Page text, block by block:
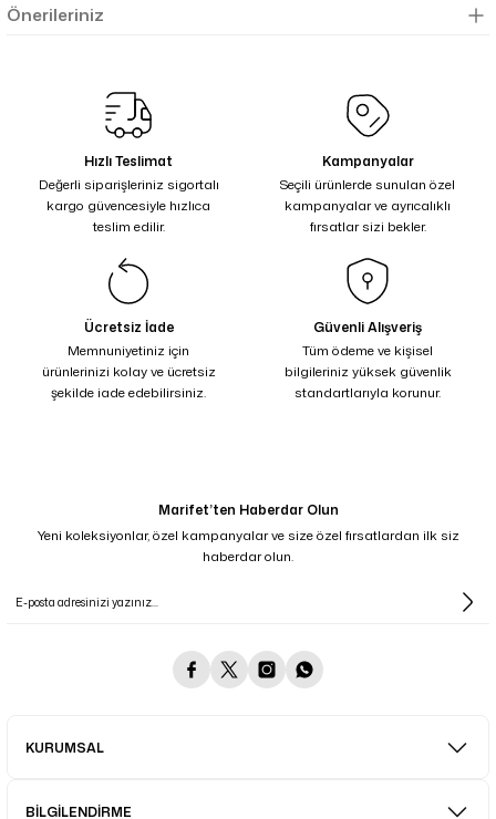
Önerileriniz
Hızlı Teslimat
Değerli siparişleriniz sigortalı
kargo güvencesiyle hızlıca
teslim edilir.
Kampanyalar
Seçili ürünlerde sunulan özel
kampanyalar ve ayrıcalıklı
fırsatlar sizi bekler.
Ücretsiz İade
Memnuniyetiniz için
ürünlerinizi kolay ve ücretsiz
şekilde iade edebilirsiniz.
Güvenli Alışveriş
Tüm ödeme ve kişisel
bilgileriniz yüksek güvenlik
standartlarıyla korunur.
Marifet’ten Haberdar Olun
Yeni koleksiyonlar, özel kampanyalar ve size özel fırsatlardan ilk siz
haberdar olun.
KURUMSAL
BİLGİLENDİRME